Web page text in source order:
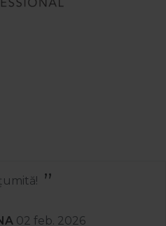
02 apr. 2025